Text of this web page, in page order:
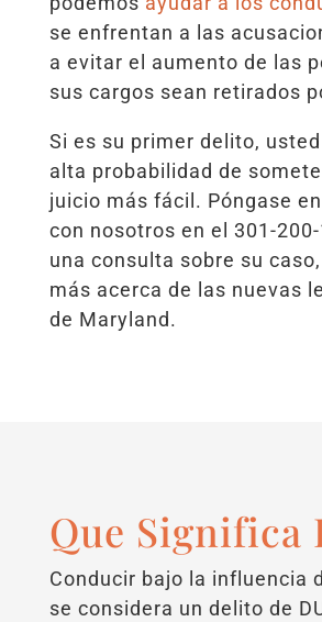
se enfrentan a las
a evitar el aumento de las
sus cargos sean retirados
Si es su primer delito,
alta probabilidad de
juicio más fácil. Póngase
con nosotros en el 301-
una consulta sobre su
más acerca de las nuevas
de Maryland.
Que Significa
Conducir bajo la influencia
se considera un delito de